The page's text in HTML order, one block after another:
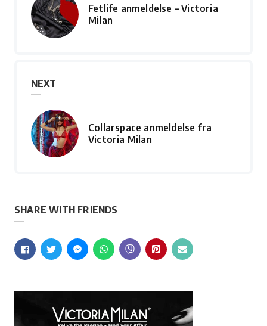
Fetlife anmeldelse – Victoria
Milan
NEXT
Collarspace anmeldelse fra
Victoria Milan
SHARE WITH FRIENDS